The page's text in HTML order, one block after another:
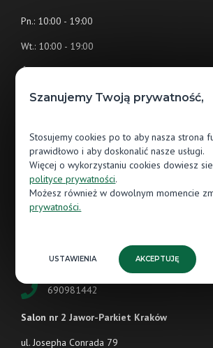
Pn.: 10:00 - 19:00
Wt.: 10:00 - 19:00
Śr.: 10:00 - 19:00
Czw.: 10:00 - 19:00
Sb.: 10:00 - 14:00
Salon nr 1 Jawor-Parkiet Kraków
krakow@parkiet-expert.pl
690981442
Salon nr 2 Jawor-Parkiet Kraków
ul. Josepha Conrada 79
Szanujemy Twoją prywatność,
Stosujemy cookies po to aby nasza strona
prawidłowo i aby doskonalić nasze usługi.
Więcej o wykorzystaniu cookies dowiesz
polityce prywatności.
Możesz również w dowolnym momencie
prywatności.
USTAWIENIA AKCEPTUJĘ